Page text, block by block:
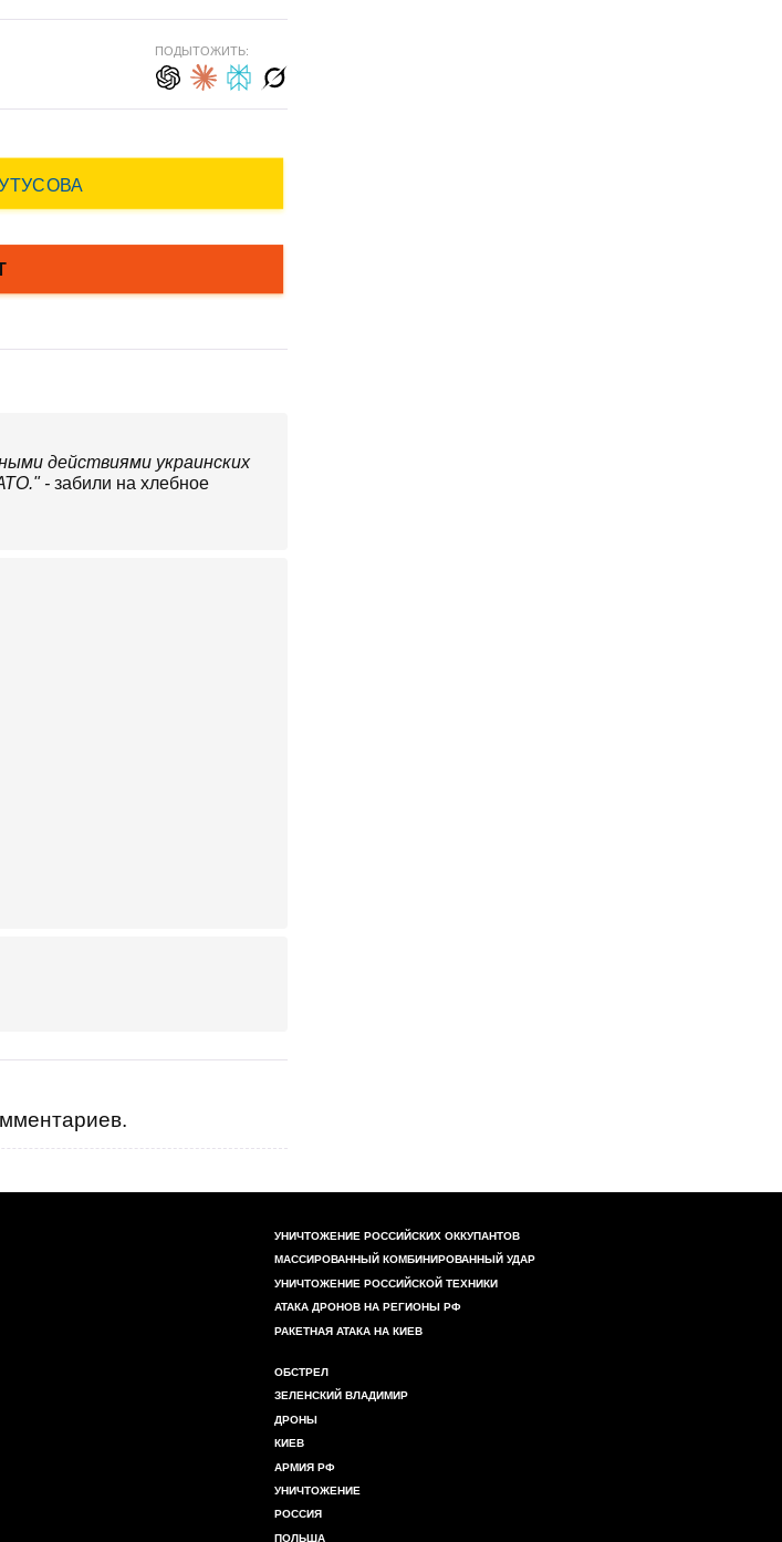
ПОДЫТОЖИТЬ:
действиями украинских
- забили на хлебное
УНИЧТОЖЕНИЕ РОССИЙСКИХ ОККУПАНТОВ
МАССИРОВАННЫЙ КОМБИНИРОВАННЫЙ УДАР
УНИЧТОЖЕНИЕ РОССИЙСКОЙ ТЕХНИКИ
АТАКА ДРОНОВ НА РЕГИОНЫ РФ
РАКЕТНАЯ АТАКА НА КИЕВ
ОБСТРЕЛ
ЗЕЛЕНСКИЙ ВЛАДИМИР
ДРОНЫ
КИЕВ
АРМИЯ РФ
УНИЧТОЖЕНИЕ
РОССИЯ
ПОЛЬША